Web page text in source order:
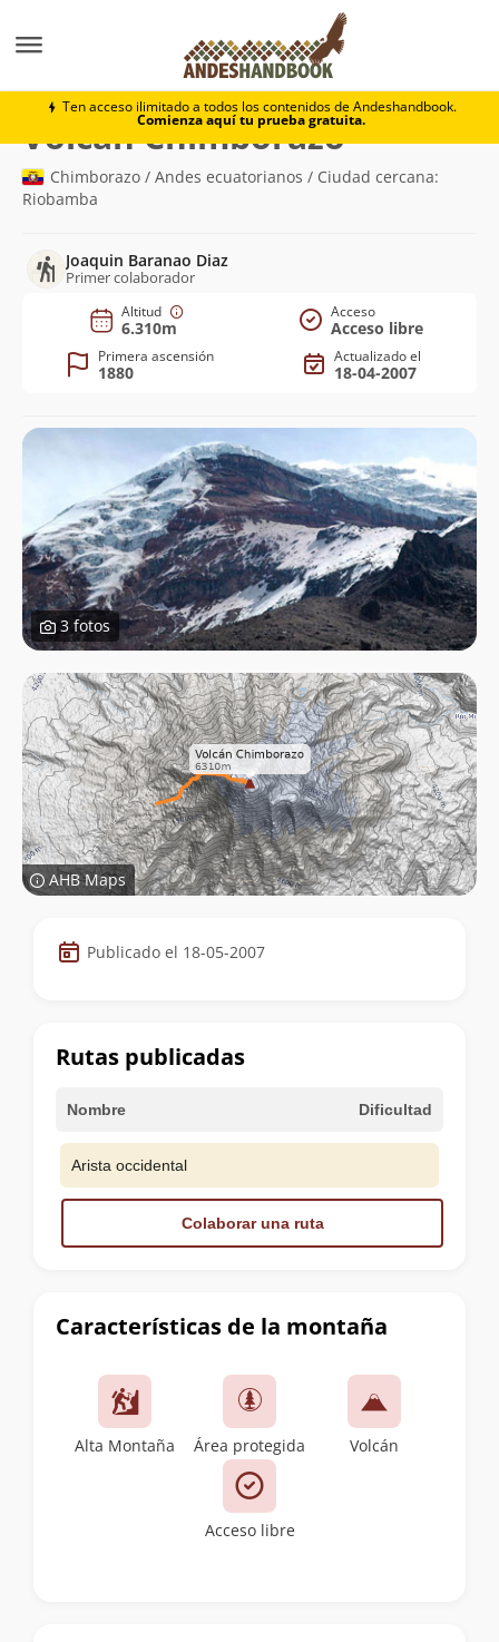
Ten acceso ilimitado a todos los contenidos de Andeshandbook.
Comienza aquí tu prueba gratuita.
Volcán Chimborazo
Volcán Chimborazo(6.310m)
Chimborazo / Andes ecuatorianos / Ciudad cercana:
Riobamba
Joaquin Baranao Diaz
Primer colaborador
Altitud
6.310m
Acceso
Acceso libre
Primera ascensión
1880
Actualizado el
18-04-2007
3 fotos
AHB Maps
Datos
de
cumbre
Publicado el 18-05-2007
Características de la montaña
Alta Montaña Área protegida Volcán
Acceso libre
Rutas publicadas
Nombre Dificultad
Arista occidental
Colaborar una ruta